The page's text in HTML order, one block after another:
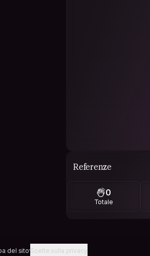
Referenze
0
Totale
del sitoScelte sulla privacy